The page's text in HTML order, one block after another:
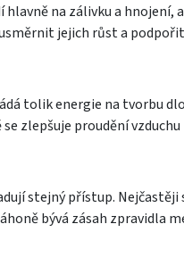
na zálivku a
jejich růst a
tolik energie na tvorbu
se zlepšuje proudění
stejný přístup.
bývá zásah zpravidla